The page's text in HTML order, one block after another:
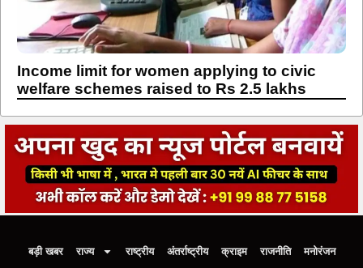
Income limit for women applying to civic
welfare schemes raised to Rs 2.5 lakhs
बड़ी खबर राज्य राष्ट्रीय अंतर्राष्ट्रीय क्राइम राजनीति
मनोरंजन